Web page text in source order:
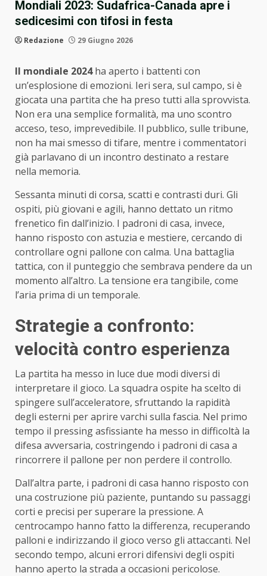
Mondiali 2023: Sudafrica-Canada apre i
sedicesimi con tifosi in festa
Redazione 29 Giugno 2026
Il mondiale 2024ha aperto i battenti con
un’esplosione di emozioni. Ieri sera, sul campo, si è
giocata una partita che ha preso tutti alla sprovvista.
Non era una semplice formalità, ma uno scontro
acceso, teso, imprevedibile. Il pubblico, sulle tribune,
non ha mai smesso di tifare, mentre i commentatori
già parlavano di un incontro destinato a restare
nella memoria.
Sessanta minuti di corsa, scatti e contrasti duri. Gli
ospiti, più giovani e agili, hanno dettato un ritmo
frenetico fin dall’inizio. I padroni di casa, invece,
hanno risposto con astuzia e mestiere, cercando di
controllare ogni pallone con calma. Una battaglia
tattica, con il punteggio che sembrava pendere da un
momento all’altro. La tensione era tangibile, come
l’aria prima di un temporale.
Strategie a confronto:
velocità contro esperienza
La partita ha messo in luce due modi diversi di
interpretare il gioco. La squadra ospite ha scelto di
spingere sull’acceleratore, sfruttando la rapidità
degli esterni per aprire varchi sulla fascia. Nel primo
tempo il pressing asfissiante ha messo in difficoltà la
difesa avversaria, costringendo i padroni di casa a
rincorrere il pallone per non perdere il controllo.
Dall’altra parte, i padroni di casa hanno risposto con
una costruzione più paziente, puntando su passaggi
corti e precisi per superare la pressione. A
centrocampo hanno fatto la differenza, recuperando
palloni e indirizzando il gioco verso gli attaccanti. Nel
secondo tempo, alcuni errori difensivi degli ospiti
hanno aperto la strada a occasioni pericolose.